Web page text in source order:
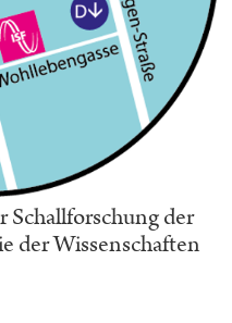
der
der Wissenschaften